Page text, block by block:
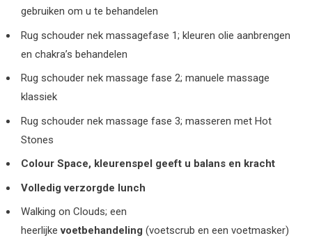
gebruiken om u te behandelen
Rug schouder nek massagefase 1; kleuren olie aanbrengen
en chakra’s behandelen
Rug schouder nek massage fase 2; manuele massage
klassiek
Rug schouder nek massage fase 3; masseren met Hot
Stones
Colour Space, kleurenspel geeft u balans en kracht
Volledig verzorgde lunch
Walking on Clouds; een
heerlijkevoetbehandeling (voetscrub en een voetmasker)